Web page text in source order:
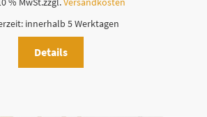
innerhalb 5 Werktagen
Details